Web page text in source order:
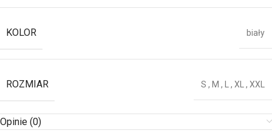
KOLOR biały
ROZMIAR S , M , L, XL, XXL
Opinie (0)